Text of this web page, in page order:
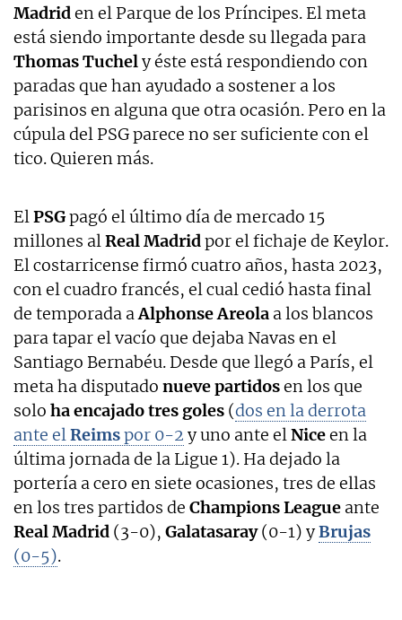
Madriden el Parque de los Príncipes. El meta
está siendo importante desde su llegada para
Thomas Tuchely éste está respondiendo con
paradas que han ayudado a sostener a los
parisinos en alguna que otra ocasión. Pero en la
cúpula del PSG parece no ser suficiente con el
tico. Quieren más.
ElPSGpagó el último día de mercado 15
millones alReal Madridpor el fichaje de Keylor.
El costarricense firmó cuatro años, hasta 2023,
con el cuadro francés, el cual cedió hasta final
de temporada aAlphonse Areola a los blancos
para tapar el vacío que dejaba Navas en el
Santiago Bernabéu. Desde que llegó a París, el
meta ha disputado nueve partidosen los que
solo ha encajado tres goles (dos en la derrota
ante elReimspor 0-2 y uno ante elNiceen la
última jornada de la Ligue 1). Ha dejado la
portería a cero en siete ocasiones, tres de ellas
en los tres partidos de Champions League ante
Real Madrid (3-0), Galatasaray(0-1) yBrujas
(0-5).